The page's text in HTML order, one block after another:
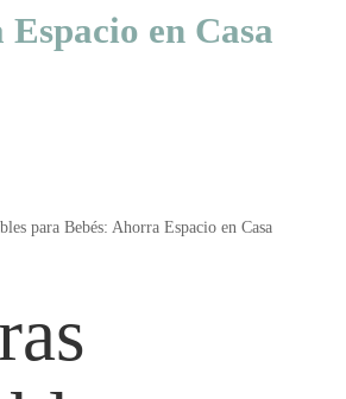
en Casa